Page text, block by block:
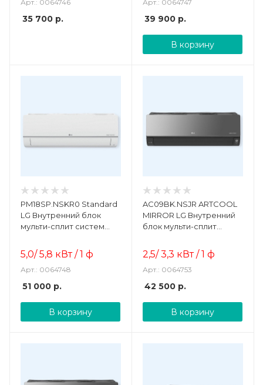
Арт.: 0064746
35 700 р.
Арт.: 0064747
39 900 р.
В корзину
PM18SP.NSKR0 Standard
LG Внутренний блок
мульти-сплит систем
5,0/ 5,8 кВт / 1 ф
Арт.: 0064748
51 000 р.
В корзину
AC09BK.NSJR ARTCOOL
MIRROR LG Внутренний
блок мульти-сплит
2,5/ 3,3 кВт / 1 ф
Арт.: 0064753
42 500 р.
В корзину